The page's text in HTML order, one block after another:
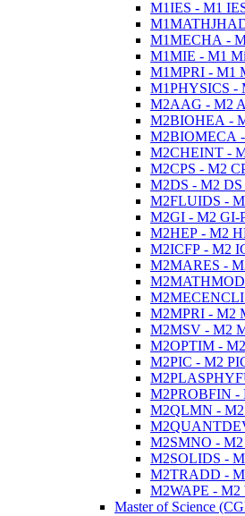
M1IES - M1
M1MECHA -
M1MIE - M1
M1MPRI - M1
M1PHYSICS -
M2AAG - M2
M2BIOHEA -
M2BIOMECA -
M2CHEINT -
M2CPS - M2
M2DS - M2 DS
M2FLUIDS -
M2GI - M2 GI-
M2HEP - M2
M2ICFP - M2
M2MARES -
M2MATHMOD
M2MECENCLI
M2MPRI - M2
M2MSV - M2
M2OPTIM -
M2PIC - M2
M2PROBFIN -
M2QLMN - M2
M2SMNO - M2
M2SOLIDS -
M2TRADD -
M2WAPE - M2
Master of Science